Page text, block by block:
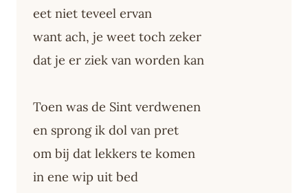
eet niet teveel ervan
want ach, je weet toch zeker
dat je er ziek van worden kan
Toen was de Sint verdwenen
en sprong ik dol van pret
om bij dat lekkers te komen
in ene wip uit bed